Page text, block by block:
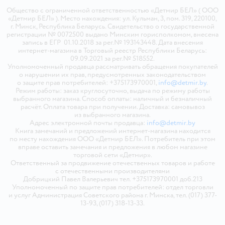
Общество с ограниченной ответственностью «Детмир БЕЛ» ( ООО
«Детмир БЕЛ» ). Место нахождения: ул. Кульман, 3, пом. 319, 220100,
г. Минск, Республика Беларусь. Свидетельство о государственной
регистрации № 0072500 выдано Минским горисполкомом, внесена
запись в ЕГР 01.10.2018 за рег.№ 193143448. Дата внесения
интернет-магазина в Торговый реестр Республики Беларусь:
09.09.2021 за рег.№ 518552.
Уполномоченный продавца рассматривать обращения покупателей
о нарушении их прав, предусмотренных законодательством
о защите прав потребителей: +375173970001, info@detmir.by.
Режим работы: заказ круглосуточно, выдача по режиму работы
выбранного магазина. Способ оплаты: наличный и безналичный
расчёт. Оплата товара при получении. Доставка: самовывоз
из выбранного магазина.
Адрес электронной почты продавца: info@detmir.by
Книга замечаний и предложений интернет-магазина находится
по месту нахождения ООО «Детмир БЕЛ». Потребитель при этом
вправе оставить замечания и предложения в любом магазине
торговой сети «Детмир».
Ответственный за продвижение отечественных товаров и работе
с отечественными производителями
Добрицкий Павел Валерьевич тел. +375173970001 доб.213
Уполномоченный по защите прав потребителей: отдел торговли
и услуг Администрация Советского района г. Минска, тел. (017) 377-
13-93, (017) 318-13-33.